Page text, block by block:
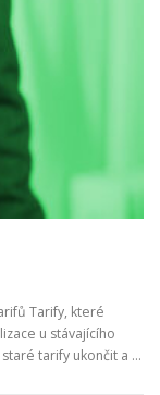
Tarify, které
u stávajícího
tarify ukončit a …